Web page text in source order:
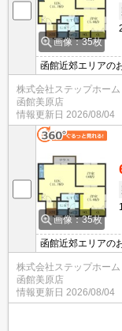
画像：35枚
函館近郊エリアの
株式会社ステップホー
函館美原店
情報更新日 2026/08/04
画像：35枚
函館近郊エリアの
株式会社ステップホー
函館美原店
情報更新日 2026/08/04